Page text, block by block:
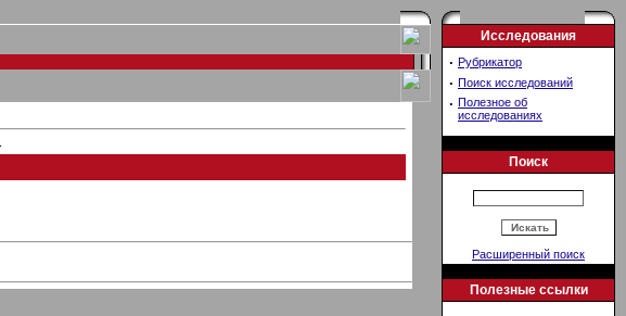
Исследования
· Рубрикатор
· Поиск исследований
· Полезное об
исследованиях
Поиск
Расширенный поиск
Полезные ссылки